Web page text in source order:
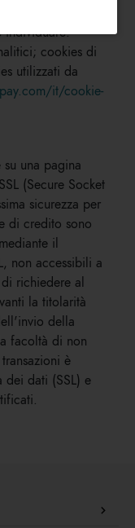
navigazione)
individuare:
cookies di
utilizzati da
it/cookie-
una pagina
(Secure Socket
sicurezza per
di credito sono
il
non accessibili a
richiedere al
la titolarità
della
facoltà di non
è
dei dati (SSL) e